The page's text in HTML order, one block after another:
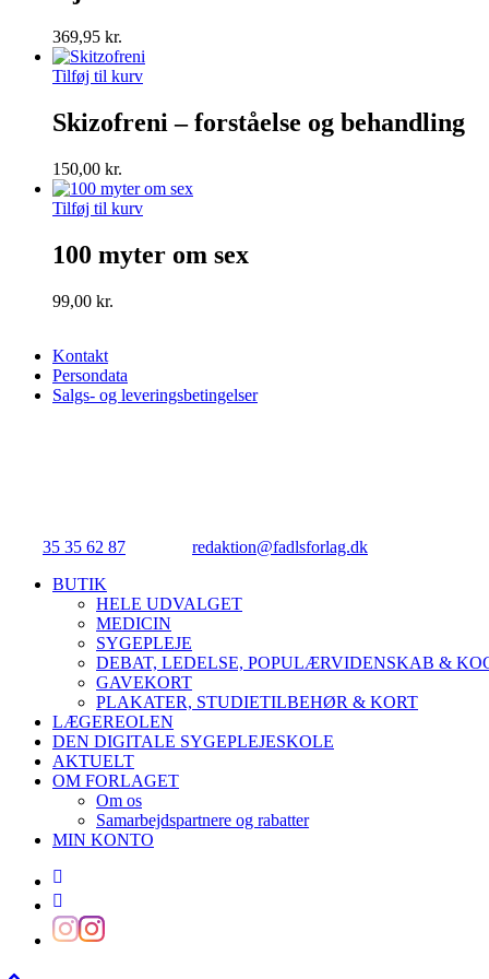
369,95 kr.
Tilføj til kurv
Skizofreni – forståelse og behandling
150,00 kr.
Tilføj til kurv
100 myter om sex
99,00 kr.
Kontakt
Persondata
Salgs- og leveringsbetingelser
35 35 62 87 redaktion@fadlsforlag.dk
Close
BUTIK
HELE UDVALGET
MEDICIN
SYGEPLEJE
DEBAT, LEDELSE, POPULÆRVIDENSKAB &
GAVEKORT
PLAKATER, STUDIETILBEHØR & KORT
LÆGEREOLEN
DEN DIGITALE SYGEPLEJESKOLE
AKTUELT
OM FORLAGET
Om os
Samarbejdspartnere og rabatter
MIN KONTO
facebook
linkedin
instagram